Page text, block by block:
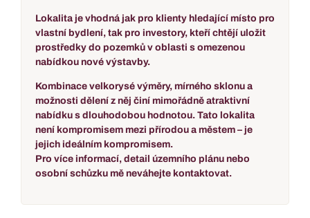
Lokalita je vhodná jak pro klienty hledající místo pro
vlastní bydlení, tak pro investory, kteří chtějí uložit
prostředky do pozemků v oblasti s omezenou
nabídkou nové výstavby.
Kombinace velkorysé výměry, mírného sklonu a
možnosti dělení z něj činí mimořádně atraktivní
nabídku s dlouhodobou hodnotou. Tato lokalita
není kompromisem mezi přírodou a městem – je
jejich ideálním kompromisem.
Pro více informací, detail územního plánu nebo
osobní schůzku mě neváhejte kontaktovat.